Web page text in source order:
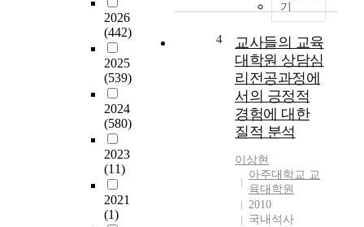
2026
(442)
2025
(539)
2024
(580)
2023
(11)
2021
(1)
기
4
교사들의 교육
대학원 상담심
리전공과정에
서의 긍정적
경험에 대한
질적 분석
이상현
아주대학교 교
육대학원
2010
국내석사